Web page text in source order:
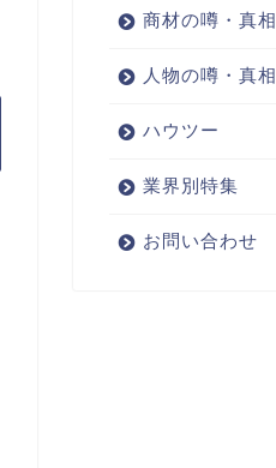
商材の噂・真相
人物の噂・真相
ハウツー
業界別特集
お問い合わせ